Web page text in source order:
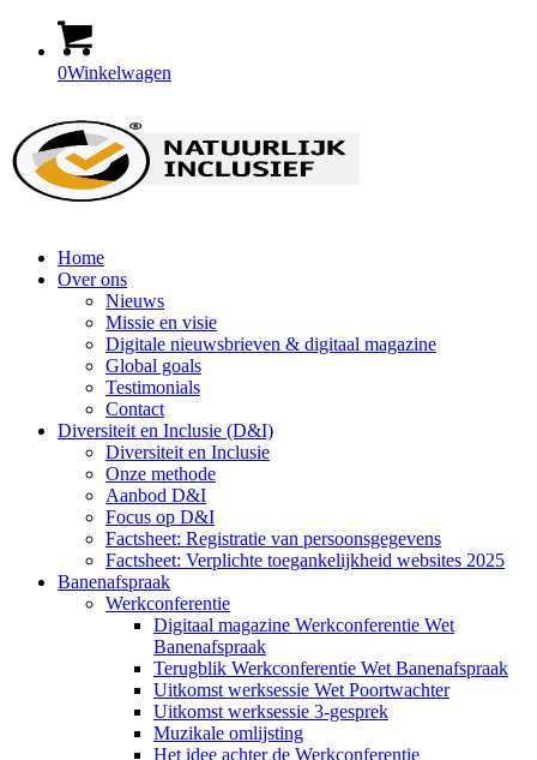
0Winkelwagen
Home
Over ons
Nieuws
Missie en visie
Digitale nieuwsbrieven & digitaal magazine
Global goals
Testimonials
Contact
Diversiteit en Inclusie (D&I)
Diversiteit en Inclusie
Onze methode
Aanbod D&I
Focus op D&I
Factsheet: Registratie van persoonsgegevens
Factsheet: Verplichte toegankelijkheid websites 2025
Banenafspraak
Werkconferentie
Digitaal magazine Werkconferentie Wet
Banenafspraak
Terugblik Werkconferentie Wet Banenafspraak
Uitkomst werksessie Wet Poortwachter
Uitkomst werksessie 3-gesprek
Muzikale omlijsting
Het idee achter de Werkconferentie